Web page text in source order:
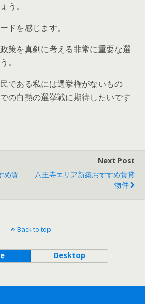
う。
ドを感じます。
策を真剣に考える非常に重要な選
。
である私には選挙権がないもの
の白熱の選挙戦に期待したいです
め賃
Next Post
八王寺エリア新築おすすめ賃貸
物件
Back to top
Desktop